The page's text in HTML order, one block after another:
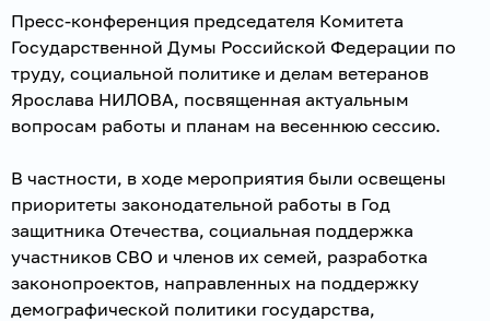
Пресс-конференция председателя Комитета
Государственной Думы Российской Федерации по
труду, социальной политике и делам ветеранов
Ярослава НИЛОВА, посвященная актуальным
вопросам работы и планам на весеннюю сессию.
В частности, в ходе мероприятия были освещены
приоритеты законодательной работы в Год
защитника Отечества, социальная поддержка
участников СВО и членов их семей, разработка
законопроектов, направленных на поддержку
демографической политики государства,